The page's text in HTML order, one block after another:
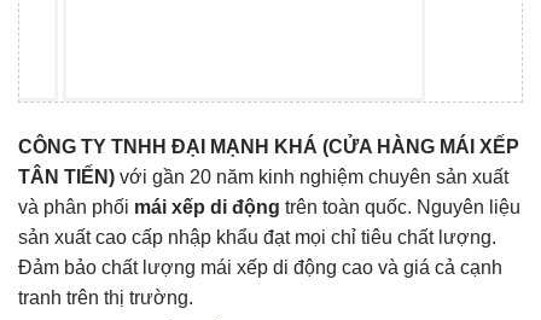
CÔNG TY TNHH ĐẠI MẠNH KHÁ (CỬA HÀNG MÁI XẾP
TÂN TIẾN) với gần 20 năm kinh nghiệm chuyên sản xuất
và phân phối mái xếp di động trên toàn quốc. Nguyên liệu
sản xuất cao cấp nhập khẩu đạt mọi chỉ tiêu chất lượng.
Đảm bảo chất lượng mái xếp di động cao và giá cả cạnh
tranh trên thị trường.